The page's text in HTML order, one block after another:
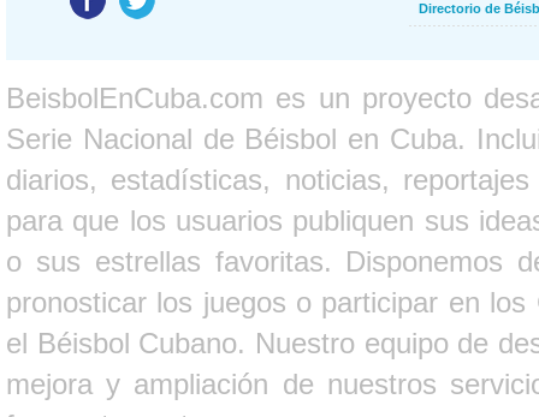
Directorio de
BeisbolEnCuba.com es un proyecto
Serie Nacional de Béisbol en Cuba.
diarios, estadísticas, noticias,
para que los usuarios publiquen sus
o sus estrellas favoritas. Disponemos
pronosticar los juegos o participar en
el Béisbol Cubano. Nuestro equipo de
mejora y ampliación de nuestros